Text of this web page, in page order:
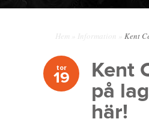
Hem Information Kent
tor
19 Kent
på
här!